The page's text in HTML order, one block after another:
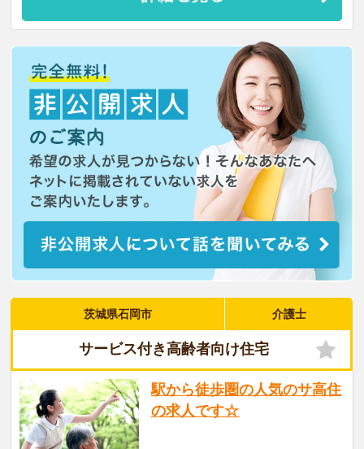
茨城県石岡市 介護士
サービス付き高齢者向け住宅
駅から徒歩圏の人気のサ高住
の求人です☆